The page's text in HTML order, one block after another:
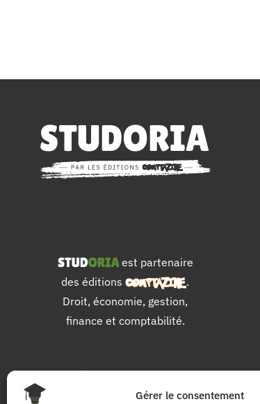
Gérer le consentement
est partenaire
des éditions
.
Droit, économie, gestion,
finance et comptabilité.